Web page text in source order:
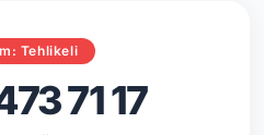
Tehlikeli
71 17